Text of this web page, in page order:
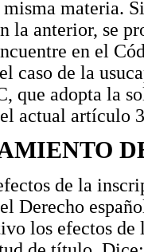
materia.
la anterior, se
en el
caso de la
que adopta la
actual artículo
de la
Derecho
los efectos